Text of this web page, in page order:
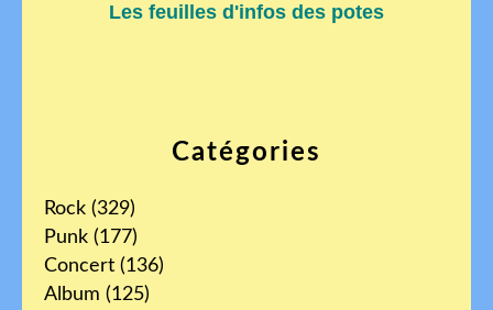
Catégories
Rock (329)
Punk (177)
Concert (136)
Album (125)
Les feuilles d'infos des potes